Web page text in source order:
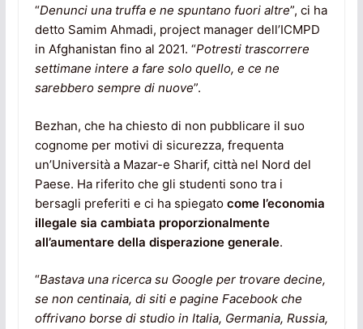
“Denunci una truffa e ne spuntano fuori altre”, ci ha
detto Samim Ahmadi, project manager dell’ICMPD
in Afghanistan fino al 2021. “Potresti trascorrere
settimane intere a fare solo quello, e ce ne
sarebbero sempre di nuove”.
Bezhan, che ha chiesto di non pubblicare il suo
cognome per motivi di sicurezza, frequenta
un’Università a Mazar-e Sharif, città nel Nord del
Paese. Ha riferito che gli studenti sono tra i
bersagli preferiti e ci ha spiegato come l’economia
illegale sia cambiata proporzionalmente
all’aumentare della disperazione generale.
“Bastava una ricerca su Google per trovare decine,
se non centinaia, di siti e pagine Facebook che
offrivano borse di studio in Italia, Germania, Russia,